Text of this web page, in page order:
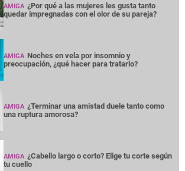
AMIGA ¿Por qué a las mujeres les gusta tanto
quedar impregnadas con el olor de su pareja?
AMIGA Noches en vela por insomnio y
preocupación, ¿qué hacer para tratarlo?
AMIGA ¿Terminar una amistad duele tanto como
una ruptura amorosa?
AMIGA ¿Cabello largo o corto? Elige tu corte según
tu cuello